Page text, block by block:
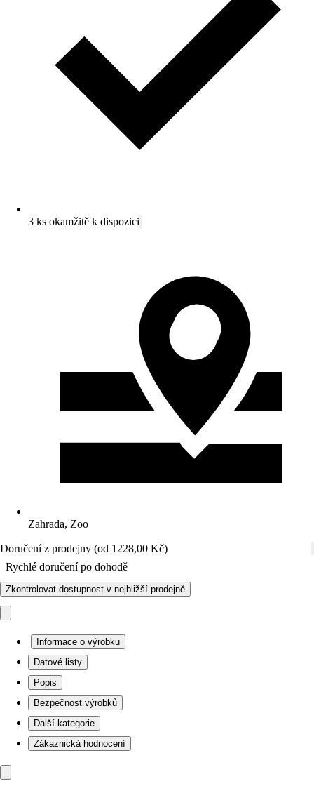
3 ks okamžitě k dispozici
Zahrada, Zoo
Doručení z prodejny (od 1228,00 Kč)
Rychlé doručení po dohodě
Zkontrolovat dostupnost v nejbližší prodejně
Informace o výrobku
Datové listy
Popis
Bezpečnost výrobků
Další kategorie
Zákaznická hodnocení